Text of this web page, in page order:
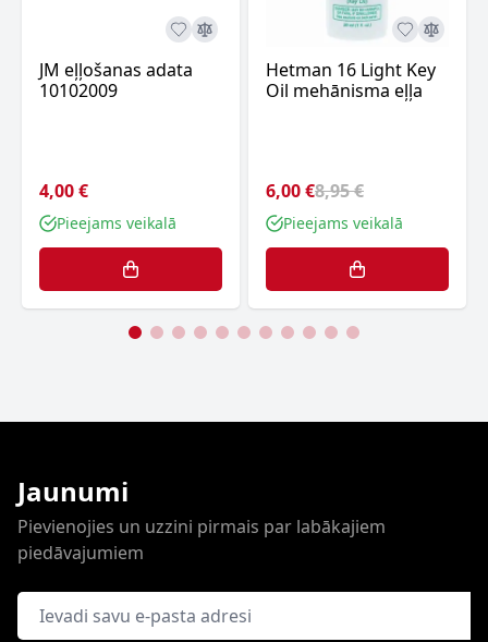
JM eļļošanas adata
10102009
4,00 €
Pieejams veikalā
Hetman 16 Light Key
Oil mehānisma eļļa
6,00 €8,95 €
Pieejams veikalā
Jaunumi
Pievienojies un uzzini pirmais par labākajiem
piedāvajumiem
E-pasta adrese